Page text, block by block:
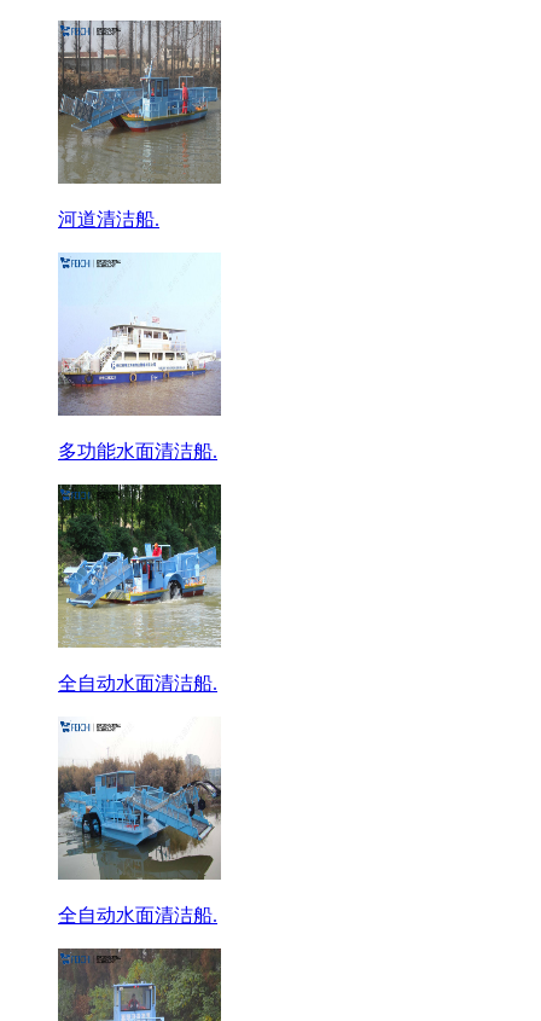
河道清洁船.
多功能水面清洁船.
全自动水面清洁船.
全自动水面清洁船.